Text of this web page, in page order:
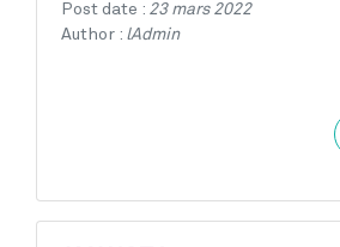
Post date : 23 mars 2022
Author : lAdmin